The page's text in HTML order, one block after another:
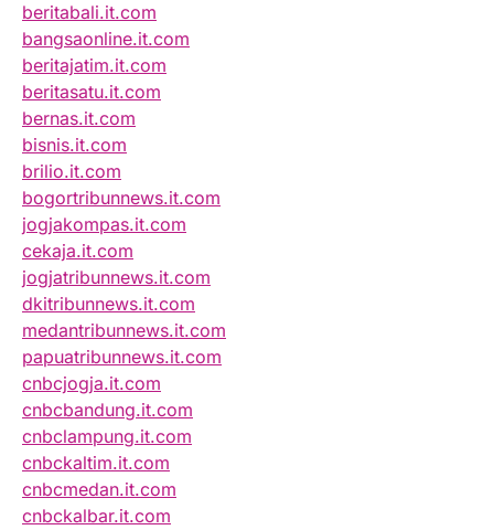
beritabali.it.com
bangsaonline.it.com
beritajatim.it.com
beritasatu.it.com
bernas.it.com
bisnis.it.com
brilio.it.com
bogortribunnews.it.com
jogjakompas.it.com
cekaja.it.com
jogjatribunnews.it.com
dkitribunnews.it.com
medantribunnews.it.com
papuatribunnews.it.com
cnbcjogja.it.com
cnbcbandung.it.com
cnbclampung.it.com
cnbckaltim.it.com
cnbcmedan.it.com
cnbckalbar.it.com